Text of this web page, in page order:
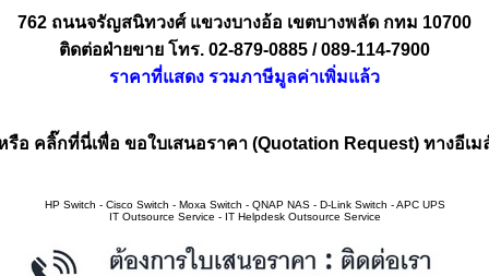
762 ถนนจรัญสนิทวงศ์ แขวงบางอ้อ เขตบางพลัด กทม 10700
ติดต่อฝ่ายขาย โทร. 02-879-0885 / 089-114-7900
ราคาที่แสดง รวมภาษีมูลค่าเพิ่มแล้ว
รือ คลิ๊กที่นี่เพื่อ ขอใบเสนอราคา (Quotation Request) ทางอีเม
HP Switch - Cisco Switch - Moxa Switch - QNAP NAS - D-Link Switch - APC UPS
IT Outsource Service - IT Helpdesk Outsource Service